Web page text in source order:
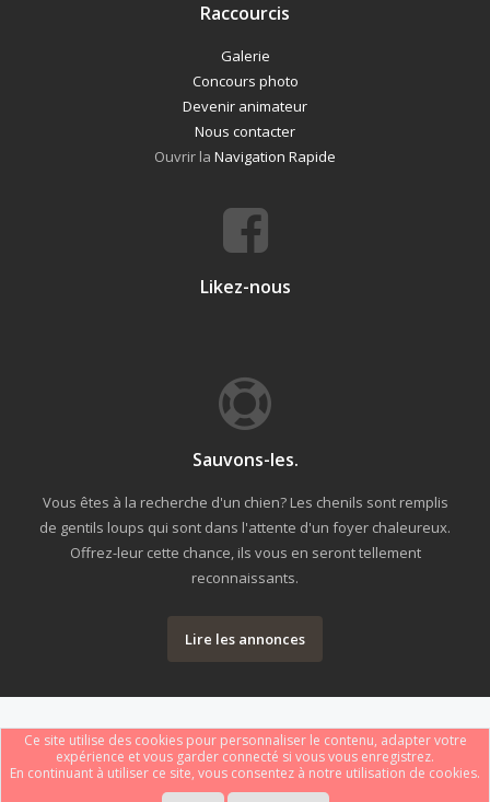
Raccourcis
Galerie
Concours photo
Devenir animateur
Nous contacter
Ouvrir la Navigation Rapide
Likez-nous
Sauvons-les.
Vous êtes à la recherche d'un chien? Les chenils sont remplis
de gentils loups qui sont dans l'attente d'un foyer chaleureux.
Offrez-leur cette chance, ils vous en seront tellement
reconnaissants.
Lire les annonces
Forum software by XenForo® Le forum est hébergé par
Ce site utilise des cookies pour personnaliser le contenu, adapter votre
expérience et vous garder connecté si vous vous enregistrez.
En continuant à utiliser ce site, vous consentez à notre utilisation de cookies.